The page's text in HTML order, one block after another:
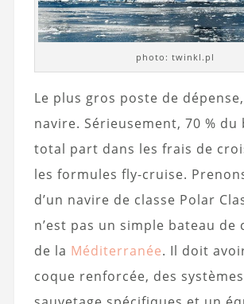
photo: twinkl.pl
Le plus gros poste de dépense,
navire. Sérieusement, 70 % du
total part dans les frais de
les formules fly-cruise.
d’un navire de classe Polar
n’est pas un simple bateau de
de la Méditerranée. Il doit
coque renforcée, des